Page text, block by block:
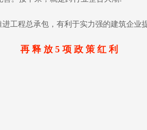
工程总承包，有利于实力强的建筑企业
再 释 放 5 项 政 策 红 利